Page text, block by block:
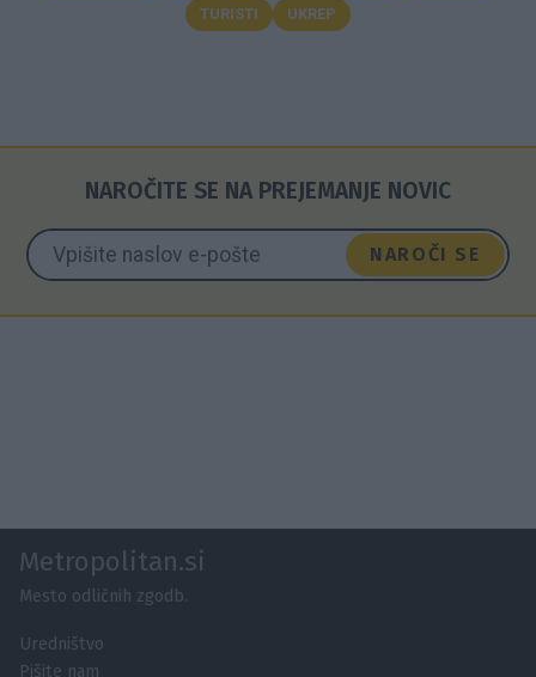
TURISTI
UKREP
NAROČITE SE NA PREJEMANJE NOVIC
NAROČI SE
Metropolitan.si
Mesto odličnih zgodb.
Uredništvo
Pišite nam